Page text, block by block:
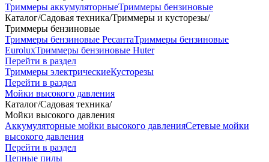
Триммеры аккумуляторныеТриммеры бензиновые
Каталог/Садовая техника/Триммеры и кусторезы/
Триммеры бензиновые
Триммеры бензиновые РесантаТриммеры бензиновые
EuroluxТриммеры бензиновые Huter
Перейти в раздел
Триммеры электрическиеКусторезы
Перейти в раздел
Мойки высокого давления
Каталог/Садовая техника/
Мойки высокого давления
Аккумуляторные мойки высокого давленияСетевые мойки
высокого давления
Перейти в раздел
Цепные пилы